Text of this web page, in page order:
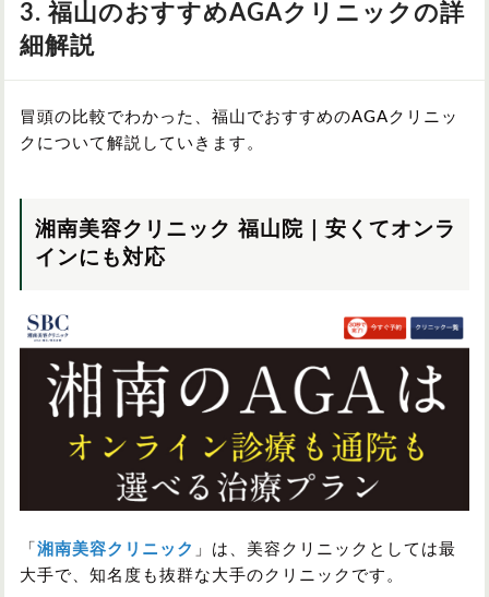
3. 福山のおすすめAGAクリニックの詳
細解説
冒頭の比較でわかった、福山でおすすめのAGAクリニッ
クについて解説していきます。
湘南美容クリニック 福山院｜安くてオンラ
インにも対応
「 湘南美容クリニック 」は、美容クリニックとしては最
大手で、知名度も抜群な大手のクリニックです。